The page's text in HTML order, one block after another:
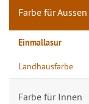
Farbe für Aussen
Einmallasur
Landhausfarbe
Farbe für Innen